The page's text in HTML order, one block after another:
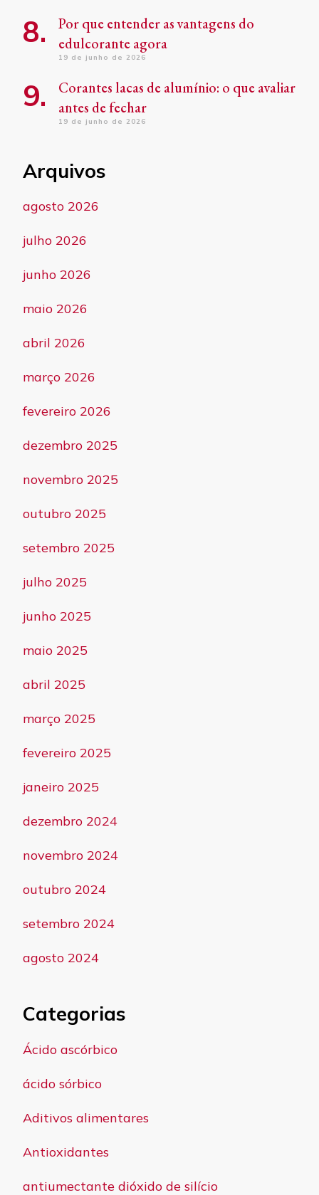
Por que entender as vantagens do
edulcorante agora
19 de junho de 2026
Corantes lacas de alumínio: o que avaliar
antes de fechar
19 de junho de 2026
Arquivos
agosto 2026
julho 2026
junho 2026
maio 2026
abril 2026
março 2026
fevereiro 2026
dezembro 2025
novembro 2025
outubro 2025
setembro 2025
julho 2025
junho 2025
maio 2025
abril 2025
março 2025
fevereiro 2025
janeiro 2025
dezembro 2024
novembro 2024
outubro 2024
setembro 2024
agosto 2024
Categorias
Ácido ascórbico
ácido sórbico
Aditivos alimentares
Antioxidantes
antiumectante dióxido de silício